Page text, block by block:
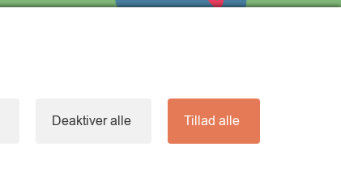
Deaktiver alle Tillad alle